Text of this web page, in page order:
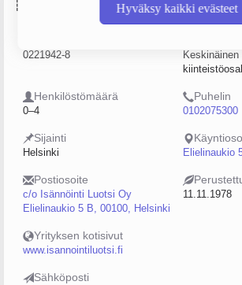
Hyväksy kaikki evästeet
0221942-8
Keskinäinen
Henkilöstömäärä
0–4
Puhelin
0102075300
Sijainti
Helsinki Elielinaukio
Postiosoite
c/o Isännöinti Luotsi Oy
Elielinaukio 5 B, 00100, Helsinki
11.11.1978
Yrityksen kotisivut
www.isannointiluotsi.fi
Sähköposti